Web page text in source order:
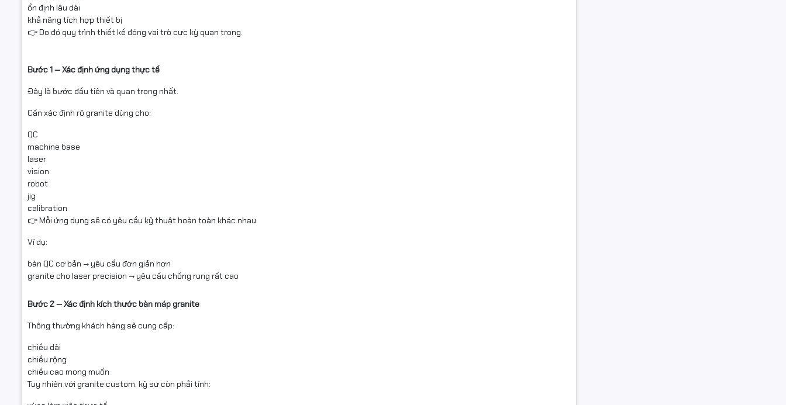
ổn định lâu dài
khả năng tích hợp thiết bị
👉 Do đó quy trình thiết kế đóng vai trò cực kỳ quan trọng.
Bước 1 — Xác định ứng dụng thực tế
Đây là bước đầu tiên và quan trọng nhất.
Cần xác định rõ granite dùng cho:
QC
machine base
laser
vision
robot
jig
calibration
👉 Mỗi ứng dụng sẽ có yêu cầu kỹ thuật hoàn toàn khác nhau.
Ví dụ:
bàn QC cơ bản → yêu cầu đơn giản hơn
granite cho laser precision → yêu cầu chống rung rất cao
Bước 2 — Xác định kích thước bàn máp granite
Thông thường khách hàng sẽ cung cấp:
chiều dài
chiều rộng
chiều cao mong muốn
Tuy nhiên với granite custom, kỹ sư còn phải tính: